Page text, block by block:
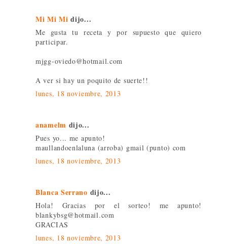
Mi Mi Mi dijo...
Me gusta tu receta y por supuesto que quiero
participar.
mjgg-oviedo@hotmail.com
A ver si hay un poquito de suerte!!
lunes, 18 noviembre, 2013
anamelm dijo...
Pues yo... me apunto!
maullandoenlaluna (arroba) gmail (punto) com
lunes, 18 noviembre, 2013
Blanca Serrano dijo...
Hola! Gracias por el sorteo! me apunto!
blankybsg@hotmail.com
GRACIAS
lunes, 18 noviembre, 2013